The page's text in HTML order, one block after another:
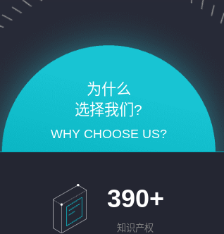
为什么
选择我们?
WHY CHOOSE US?
390+
知识产权